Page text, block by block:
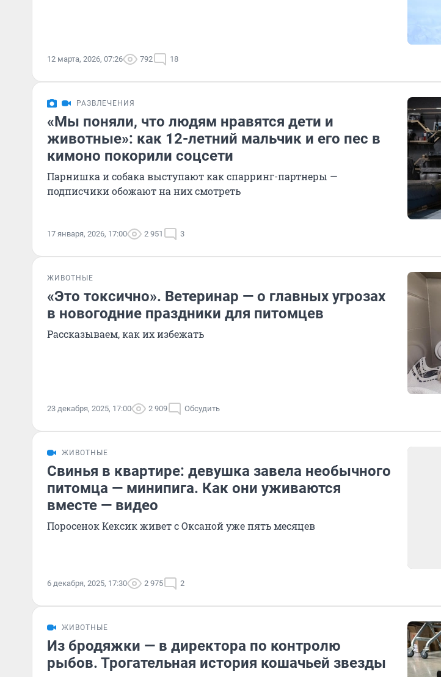
12 марта, 2026, 07:26 792 18
РАЗВЛЕЧЕНИЯ
«Мы поняли, что людям нравятся дети и
животные»: как 12-летний мальчик и его пес в
кимоно покорили соцсети
Парнишка и собака выступают как спарринг-партнеры —
подписчики обожают на них смотреть
17 января, 2026, 17:00 2 951 3
ЖИВОТНЫЕ
«Это токсично». Ветеринар — о главных угрозах
в новогодние праздники для питомцев
Рассказываем, как их избежать
23 декабря, 2025, 17:00 2 909 Обсудить
ЖИВОТНЫЕ
Свинья в квартире: девушка завела необычного
питомца — минипига. Как они уживаются
вместе — видео
Поросенок Кексик живет с Оксаной уже пять месяцев
6 декабря, 2025, 17:30 2 975 2
ЖИВОТНЫЕ
Из бродяжки — в директора по контролю
рыбов. Трогательная история кошачьей звезды